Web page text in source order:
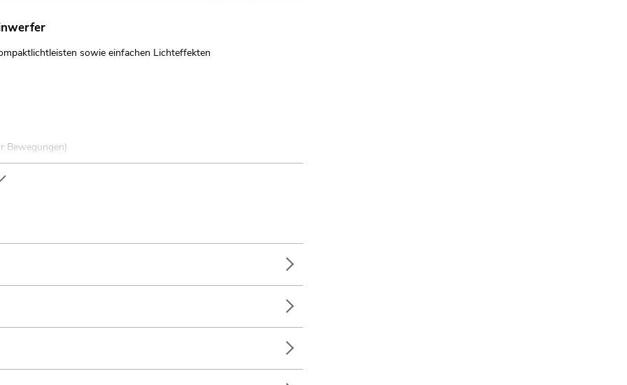
sowie einfachen Lichteffekten
Bewegungen)